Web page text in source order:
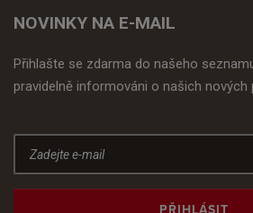
NOVINKY NA E-MAIL
Přihlašte se zdarma do našeho
pravidelně informováni o našich nových